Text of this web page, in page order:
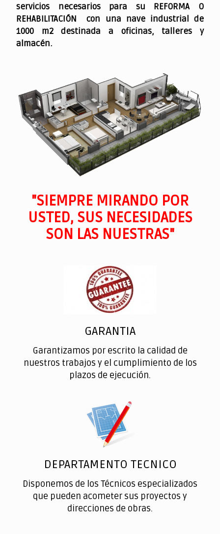
servicios necesarios para su REFORMA O
REHABILITACIÓN con una nave industrial de
1000 m2 destinada a oficinas, talleres y
almacén.
"SIEMPRE MIRANDO POR
USTED, SUS NECESIDADES
SON LAS NUESTRAS"
GARANTIA
Garantizamos por escrito la calidad de
nuestros trabajos y el cumplimiento de los
plazos de ejecución.
DEPARTAMENTO TECNICO
Disponemos de los Técnicos especializados
que pueden acometer sus proyectos y
direcciones de obras.